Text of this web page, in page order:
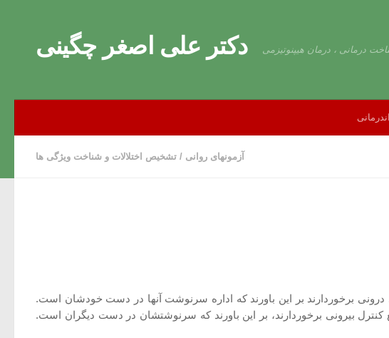
دکتر علی اصغر چگینی درمانی ، درمان هیپنوتیزمی
آزمونهای روانی / تشخیص اختلالات و شناخت ویژگی ها
برخوردارند بر این باورند که اداره سرنوشت آنها در دست خودشان است.
بیرونی برخوردارند، بر این باورند که سرنوشتشان در دست دیگران است.